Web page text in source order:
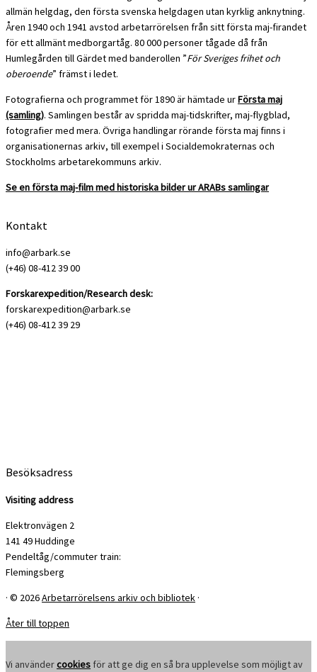
allmän helgdag, den första svenska helgdagen utan kyrklig anknytning.
Åren 1940 och 1941 avstod arbetarrörelsen från sitt första maj-firandet
för ett allmänt medborgartåg. 80 000 personer tågade då från
Humlegården till Gärdet med banderollen ”För Sveriges frihet och
oberoende” främst i ledet.
Fotografierna och programmet för 1890 är hämtade urFörsta maj
(samling). Samlingen består av spridda maj-tidskrifter, maj-flygblad,
fotografier med mera. Övriga handlingar rörande första maj finns i
organisationernas arkiv, till exempel i Socialdemokraternas och
Stockholms arbetarekommuns arkiv.
Se en första maj-film med historiska bilder ur ARABssamlingar
Kontakt
info@arbark.se
(+46) 08-412 39 00
Forskarexpedition/Research desk:
forskarexpedition@arbark.se
(+46) 08-412 39 29
Besöksadress
Visiting address
Elektronvägen 2
141 49 Huddinge
Pendeltåg/commuter train:
Flemingsberg
· © 2026Arbetarrörelsens arkiv och bibliotek ·
Åter till toppen
Vi användercookies för att ge dig en så bra upplevelse som möjligt av